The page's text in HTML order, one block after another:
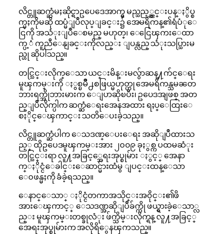
လိင္တူဆက္ဆံမႈဆိုင္ရာဥပေဒေအာက္မွ မည္သည့္ညွင္းပန္ႏွိပ္စ
က္မႈကိုမဆို ထပ္မံျပဳလုပ္ျခင္း၌ အေမရိကန္၏ရံပံုေ
ငြကို အသံုးျပဳေစမည္ မဟုတ္၊ ေငြေၾကးေထာ
က္ပ့ံ ကူညီေနျခင္းကိုလည္း ျပန္လည္ သံုးသပ္သြားမ
ည္ဟု ဆိုပါသည္။
တင္သြင္းလိုက္ေသာ ယင္းမိန္းမလွ်ာဆန္႔က်င္ေရး
မူၾကမ္းကို ႏွစ္ၿမိဳ႕စဖြယ္မဟုတ္ဟု အေမရိကန္သမၼတ
ဘားရက္အိုဘားမားက ေျပာဆိုၿပီး၊ ဥပေဒအျဖစ္ အတ
ည္ျပဳလိုက္ပါက ဆက္ဆံေရးအေနအထား ရႈပ္ေထြးေ
စႏိုင္ေၾကာင္း သတိေပးခဲ့သည္။
လိင္တူဆက္ဆံပါက ေသဒဏ္ေပးေရး အဆိုျပဳထားသ
ည့္ ထိုဥပေဒမူၾကမ္းအား ၂၀၀၉ ခုႏွစ္က ပထမဆံုး
တင္သြင္းရာ လူ႔အခြင့္အေရးအုပ္စုမ်ား ႏွင့္ အေနာ
က္ႏိုင္ငံေခါင္းေဆာင္မ်ားထံမွ ျပင္းထန္ေသာ
ေ၀ဖန္မႈကို ခံခဲ့ရသည္။
ေနာင္ေသာ္ ႏိုင္ငံတကာအသိုင္းအ၀ိုင္း၏ဖိ
အားေၾကာင့္ ေသဒဏ္အဆိုျပဳခ်က္ကို ဖယ္ရွားခဲ့ေသာ္လ
ည္း မူၾကမ္းတစ္ခုလံုး ဖ်က္သိမ္းလိုက္ရန္ လူ႔အခြင့္
အေရးအုပ္စုမ်ားက အလိုရိွေနၾကသည္။